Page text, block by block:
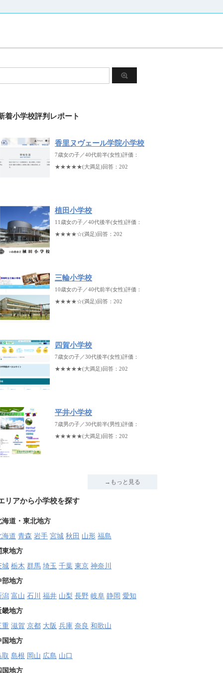
着小学校評判レポート
香里ヌヴェール学院小学校
7歳女の子／40代前半(女性)評価：
★★★★★(大満足)回答：202
植田小学校
11歳女の子／40代後半(女性)評価：
★★★★☆(満足)回答：202
三輪小学校
10歳女の子／40代前半(女性)評価：
★★★★☆(満足)回答：202
四賀小学校
7歳女の子／30代後半(女性)評価：
★★★★★(大満足)回答：202
平井小学校
7歳男の子／30代前半(男性)評価：
★★★★★(大満足)回答：202
→もっと見る
リアから小学校を探す
海道・東北地方
海道 青森 岩手 宮城 秋田 山形 福島
東地方
城 栃木 群馬 埼玉 千葉 東京 神奈川
部地方
潟 富山 石川 福井 山梨 長野 岐阜 静岡 愛知
畿地方
重 滋賀 京都 大阪 兵庫 奈良 和歌山
国地方
取 島根 岡山 広島 山口
国地方